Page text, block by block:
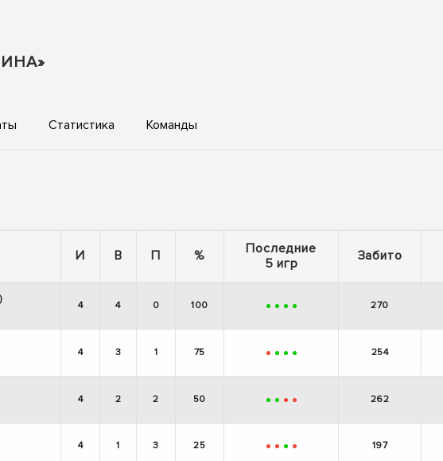
Статистика Команды
И В П %
Последние
5 игр
Забито
4 4 0 100 + + + + 270
4 3 1 75 - + + + 254
4 2 2 50 + + - - 262
4 1 3 25 - - + - 197